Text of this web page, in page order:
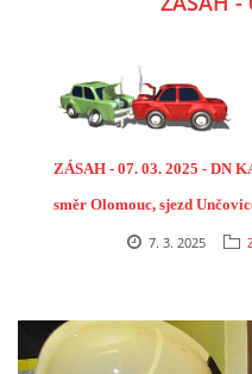
ZÁSAH - 07. 03. 2025 - DN
směr Olomouc, sjezd
7. 3. 2025